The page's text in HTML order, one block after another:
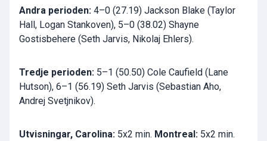
Andra perioden: 4–0 (27.19) Jackson Blake (Taylor
Hall, Logan Stankoven), 5–0 (38.02) Shayne
Gostisbehere (Seth Jarvis, Nikolaj Ehlers).
Tredje perioden: 5–1 (50.50) Cole Caufield (Lane
Hutson), 6–1 (56.19) Seth Jarvis (Sebastian Aho,
Andrej Svetjnikov).
Utvisningar, Carolina: 5x2 min. Montreal: 5x2 min.